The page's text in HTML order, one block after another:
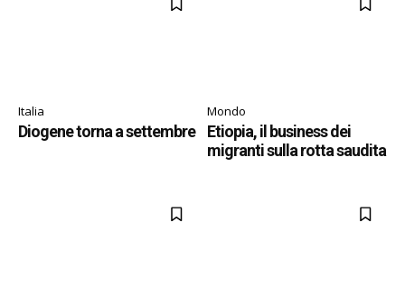
Italia
Diogene torna a settembre
Mondo
Etiopia, il business dei
migranti sulla rotta saudita